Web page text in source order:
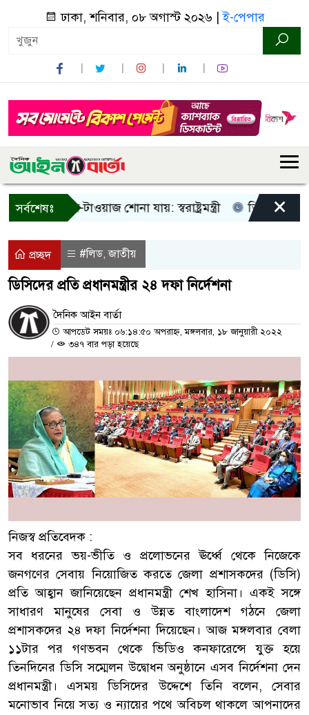
ঢাকা, শনিবার, ০৮ অগাস্ট ২০২৬ |ই-পেপার
সর্বশেষঃ
আওয়াজ-টাওয়াজ শোনা যায়: স্বরাষ্ট্রমন্ত্রী তিন দিনের মধ্যে
×
প্রচ্ছদ #লিড,জাতীয়
ডিসিদের প্রতি প্রধানমন্ত্রীর ২৪ দফা নির্দেশনা
দৈনিক আইন বার্তা
আপডেট সময়ঃ ০৬:১৪:৫০ অপরাহ্ন, মঙ্গলবার, ১৮ জানুয়ারী ২০২২
/
৩৪৭ বার পড়া হয়েছে
নিজস্ব প্রতিবেদক :
সব ধরনের ভয়-ভীতি ও প্রলোভনের ঊর্ধ্বে থেকে নিজেকে
জনগণের সেবায় নিয়োজিত করতে জেলা প্রশাসকদের (ডিসি)
প্রতি আহ্বান জানিয়েছেন প্রধানমন্ত্রী শেখ হাসিনা। একই সঙ্গে
সাধারণ মানুষের সেবা ও উন্নত বাংলাদেশ গঠনে জেলা
প্রশাসকদের ২৪ দফা নির্দেশনা দিয়েছেন। আজ মঙ্গলবার বেলা
১১টার পর গণভবন থেকে ভিডিও কনফারেন্সে যুক্ত হয়ে
তিনদিনের ডিসি সম্মেলন উদ্বোধন অনুষ্ঠানে এসব নির্দেশনা দেন
প্রধানমন্ত্রী। এসময় ডিসিদের উদ্দেশে তিনি বলেন, সেবার
মনোভাব নিয়ে সত্য ও ন্যায়ের পথে অবিচল থাকলে আপনাদের